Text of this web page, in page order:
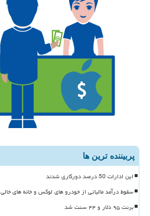
پربیننده ترین ها
این ادارات 50 درصد دورکاری شدند
سقوط درآمد مالیاتی از خودرو های لوکس و خانه های خالی
برنت ۹۵ دلار و ۴۴ سنت شد